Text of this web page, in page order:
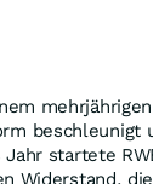
beschleunigt
startete
Widerstand,